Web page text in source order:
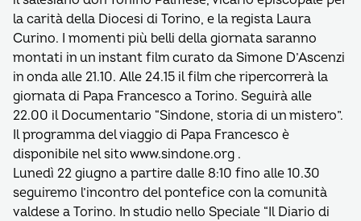
la carità della Diocesi di Torino, e la regista Laura
Curino. I momenti più belli della giornata saranno
montati in un instant film curato da Simone D’Ascenzi
in onda alle 21.10. Alle 24.15 il film che ripercorrerà la
giornata di Papa Francesco a Torino. Seguirà alle
22.00 il Documentario “Sindone, storia di un mistero”.
Il programma del viaggio di Papa Francesco è
disponibile nel sito www.sindone.org .
Lunedì 22 giugno a partire dalle 8:10 fino alle 10.30
seguiremo l’incontro del pontefice con la comunità
valdese a Torino. In studio nello Speciale “Il Diario di